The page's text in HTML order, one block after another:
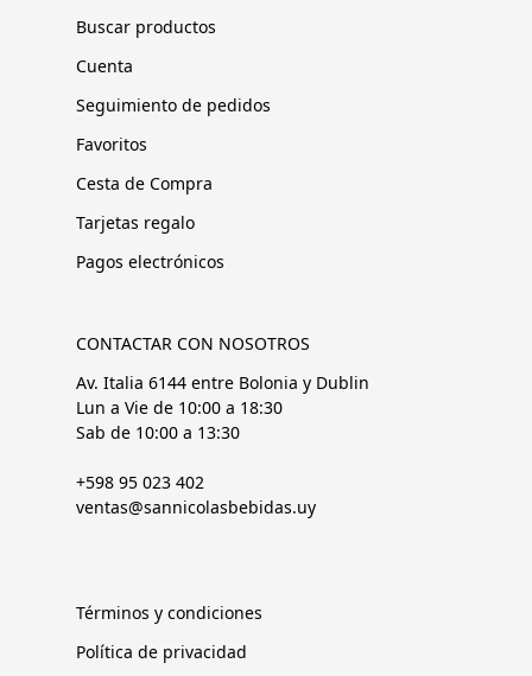
Buscar productos
Cuenta
Seguimiento de pedidos
Favoritos
Cesta de Compra
Tarjetas regalo
Pagos electrónicos
CONTACTAR CON NOSOTROS
Av. Italia 6144 entre Bolonia y Dublin
Lun a Vie de 10:00 a 18:30
Sab de 10:00 a 13:30
+598 95 023 402
ventas@sannicolasbebidas.uy
Términos y condiciones
Política de privacidad